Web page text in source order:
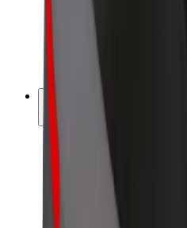
Flotily
Společnost
O společnosti Bolt
Udržitelnost podle Boltu
Projekt Zero